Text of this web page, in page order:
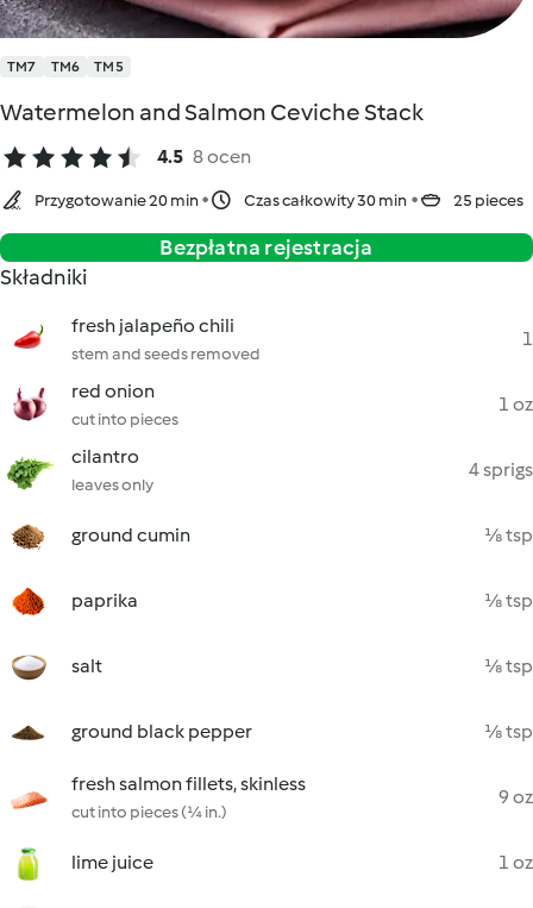
TM7 TM6 TM5
Watermelon and Salmon Ceviche Stack
4.5 8 ocen
Przygotowanie 20 min Czas całkowity 30 min 25 pieces
Bezpłatna rejestracja
Składniki
fresh jalapeño chili
stem and seeds removed
1
red onion
cut into pieces
1 oz
cilantro
leaves only
4 sprigs
ground cumin ⅛ tsp
paprika ⅛ tsp
salt ⅛ tsp
ground black pepper ⅛ tsp
fresh salmon fillets, skinless
cut into pieces (¼ in.)
9 oz
lime juice 1 oz